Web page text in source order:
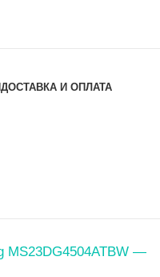
ДОСТАВКА И ОПЛАТА